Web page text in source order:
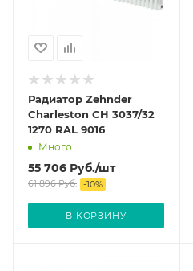
Радиатор Zehnder
Charleston CH 3037/32
1270 RAL 9016
Много
55 706 Руб./шт
61 896Руб. -10%
В КОРЗИНУ